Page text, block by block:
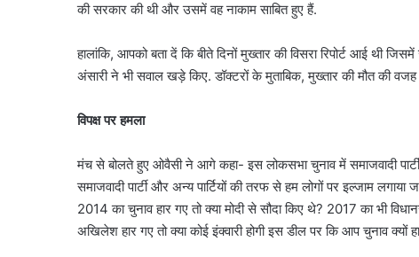
की सरकार की थी और उसमें वह नाकाम साबित हुए हैं.
हालांकि, आपको बता दें कि बीते दिनों मुख्तार की विसरा रिपोर्ट आई थी
अंसारी ने भी सवाल खड़े किए. डॉक्टरों के मुताबिक, मुख्तार की मौत की
विपक्ष पर हमला
मंच से बोलते हुए ओवैसी ने आगे कहा- इस लोकसभा चुनाव में समाजवादी
समाजवादी पार्टी और अन्य पार्टियों की तरफ से हम लोगों पर इल्जाम
2014 का चुनाव हार गए तो क्या मोदी से सौदा किए थे? 2017 का भी
अखिलेश हार गए तो क्या कोई इंक्वारी होगी इस डील पर कि आप चुनाव